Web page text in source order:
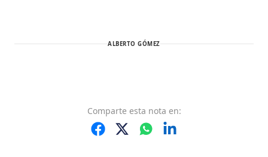
ALBERTO GÓMEZ
Comparte esta nota en: